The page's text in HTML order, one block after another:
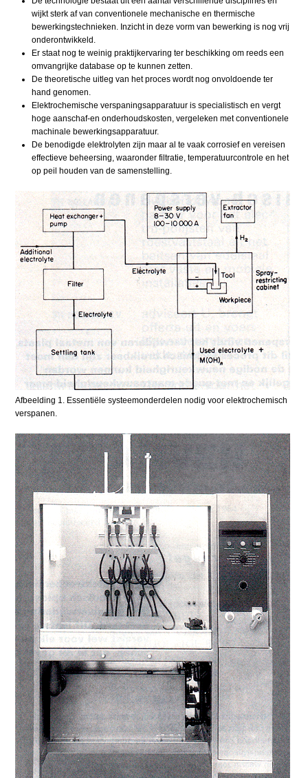
wijkt sterk af van conventionele mechanische en thermische
bewerkingstechnieken. Inzicht in deze vorm van bewerking is nog vrij
onderontwikkeld.
Er staat nog te weinig praktijkervaring ter beschikking om reeds een
omvangrijke database op te kunnen zetten.
De theoretische uitleg van het proces wordt nog onvoldoende ter
hand genomen.
Elektrochemische verspaningsapparatuur is specialistisch en vergt
hoge aanschaf-en onderhoudskosten, vergeleken met conventionele
machinale bewerkingsapparatuur.
De benodigde elektrolyten zijn maar al te vaak corrosief en vereisen
effectieve beheersing, waaronder filtratie, temperatuurcontrole en het
op peil houden van de samenstelling.
Afbeelding 1. Essentiële systeemonderdelen nodig voor elektrochemisch
verspanen.